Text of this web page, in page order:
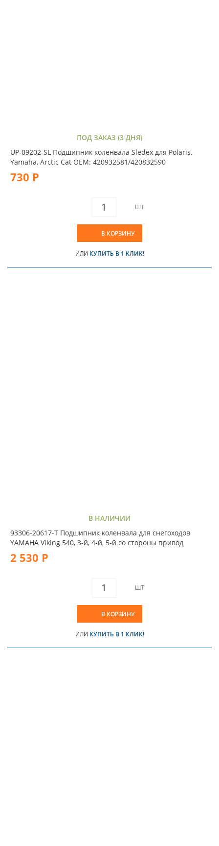
ПОД ЗАКАЗ (3 ДНЯ)
UP-09202-SL Подшипник коленвала Sledex для Polaris,
Yamaha, Arctic Cat OEM: 420932581/420832590
730 Р
ШТ
В КОРЗИНУ
ИЛИ КУПИТЬ В 1 КЛИК!
В НАЛИЧИИ
93306-20617-T Подшипник коленвала для снегоходов
YAMAHA Viking 540, 3-й, 4-й, 5-й со стороны привод
2 530 Р
ШТ
В КОРЗИНУ
ИЛИ КУПИТЬ В 1 КЛИК!